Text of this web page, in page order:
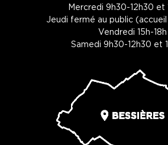
Mercredi 9h30-12h30 et
Jeudi fermé au public
Vendredi 15h-18h
Samedi 9h30-12h30 et